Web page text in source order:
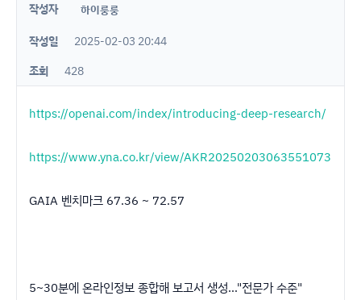
작성자 하이룽룽
작성일
2025-02-03 20:44
조회
428
https://openai.com/index/introducing-deep-research/
https://www.yna.co.kr/view/AKR20250203063551073
GAIA 벤치마크 67.36 ~ 72.57
5~30분에 온라인정보 종합해 보고서 생성…"전문가 수준"